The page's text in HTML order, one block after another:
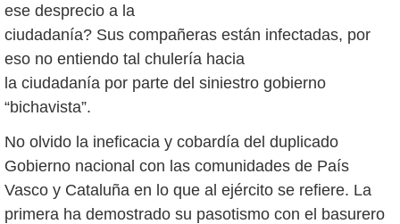
ese desprecio a la
ciudadanía? Sus compañeras están infectadas, por
eso no entiendo tal chulería hacia
la ciudadanía por parte del siniestro gobierno
“bichavista”.
No olvido la ineficacia y cobardía del duplicado
Gobierno nacional con las comunidades de País
Vasco y Cataluña en lo que al ejército se refiere. La
primera ha demostrado su pasotismo con el basurero